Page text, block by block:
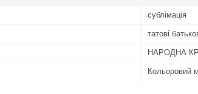
сублімація
татові
НАРОДНА
Кольоровий